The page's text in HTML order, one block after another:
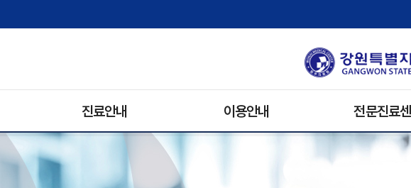
진료안내
진료예약안내
이용안내 전문진료